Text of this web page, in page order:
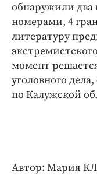
обнаружили два
номерами, 4
литературу
момент
уголовного
по Калужской
Автор: Мария